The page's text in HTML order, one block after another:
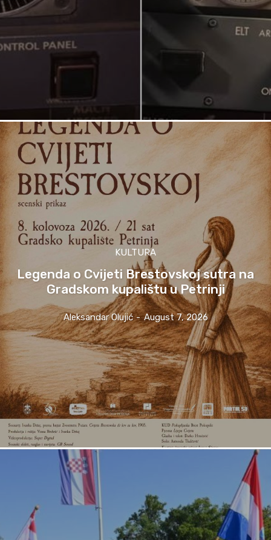
KULTURA
Legenda o Cvijeti Brestovskoj sutra na
Gradskom kupalištu u Petrinji
Aleksandar Olujić - August 7, 2026